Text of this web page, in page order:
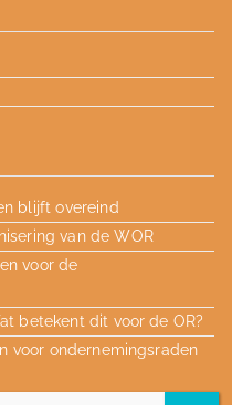
blijft overeind
van de WOR
voor de
betekent dit voor de OR?
voor ondernemingsraden